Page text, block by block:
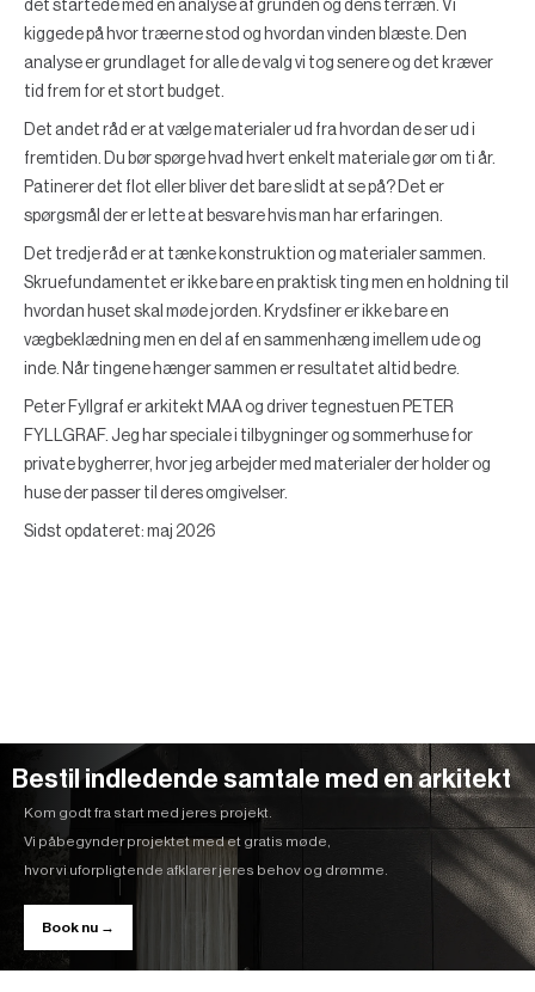
det startede med en analyse af grunden og dens terræn. Vi
kiggede på hvor træerne stod og hvordan vinden blæste. Den
analyse er grundlaget for alle de valg vi tog senere og det kræver
tid frem for et stort budget.
Det andet råd er at vælge materialer ud fra hvordan de ser ud i
fremtiden. Du bør spørge hvad hvert enkelt materiale gør om ti år.
Patinerer det flot eller bliver det bare slidt at se på? Det er
spørgsmål der er lette at besvare hvis man har erfaringen.
Det tredje råd er at tænke konstruktion og materialer sammen.
Skruefundamentet er ikke bare en praktisk ting men en holdning til
hvordan huset skal møde jorden. Krydsfiner er ikke bare en
vægbeklædning men en del af en sammenhæng imellem ude og
inde. Når tingene hænger sammen er resultatet altid bedre.
Peter Fyllgraf er arkitekt MAA og driver tegnestuen PETER
FYLLGRAF. Jeg har speciale i tilbygninger og sommerhuse for
private bygherrer, hvor jeg arbejder med materialer der holder og
huse der passer til deres omgivelser.
Sidst opdateret: maj 2026
Bestil indledende samtale med en arkitekt
Kom godt fra start med jeres projekt.
Vi påbegynder projektet med et gratis møde,
hvor vi uforpligtende afklarer jeres behov og drømme.
Book nu →